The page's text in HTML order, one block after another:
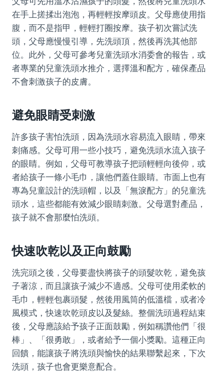
在手上搓揉出泡泡，再輕輕按摩頭皮。父母應使用指
腹，而不是指甲，輕輕打圈按摩。孩子初次嘗試洗
頭，父母應慢慢引導，先洗頭頂，然後再洗其他部
位。此外，父母可參考兒童洗頭水消委會的報告，或
者專業的兒童洗頭水推介，選擇溫和配方，確保產品
不會刺激孩子的皮膚。
避免眼睛受刺激
許多孩子害怕洗頭，因為洗頭水容易流入眼睛，帶來
刺痛感。父母可用一些小技巧，避免洗頭水流入孩子
的眼睛。例如，父母可教導孩子把頭輕輕向後仰，或
者給孩子一條小毛巾，讓他們蓋住眼睛。市面上也有
專為兒童設計的洗頭帽，以及「無淚配方」的兒童洗
頭水，這些都能有效減少眼睛刺激。父母選對產品，
孩子就不會那麼怕洗頭。
快速吹乾以及正向鼓勵
洗完頭之後，父母要盡快將孩子的頭髮吹乾，避免孩
子著涼，而且讓孩子減少不適感。父母可使用柔軟的
毛巾，輕輕包裹頭髮，然後用風筒的低溫檔，或者冷
風模式，快速吹乾頭皮以及髮絲。整個洗頭過程結束
後，父母應該給予孩子正面鼓勵，例如稱讚他們「很
棒」、「很勇敢」，或者給予一個小獎勵。這種正向
回饋，能讓孩子將洗頭與愉快的結果聯繫起來，下次
洗頭，孩子也會更樂意配合。